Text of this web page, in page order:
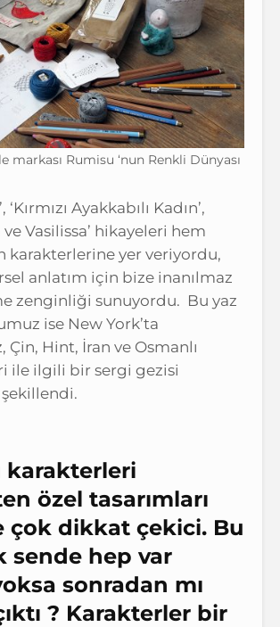
markası Rumisu ‘nun Renkli Dünyası
‘Kırmızı Ayakkabılı Kadın’,
ve Vasilissa’ hikayeleri hem
karakterlerine yer veriyordu,
anlatım için bize inanılmaz
zenginliği sunuyordu. Bu yaz
ise New York’ta
Hint, İran ve Osmanlı
ile ilgili bir sergi gezisi
şekillendi.
karakterleri
özel tasarımları
çok dikkat çekici. Bu
sende hep var
sonradan mı
? Karakterler bir